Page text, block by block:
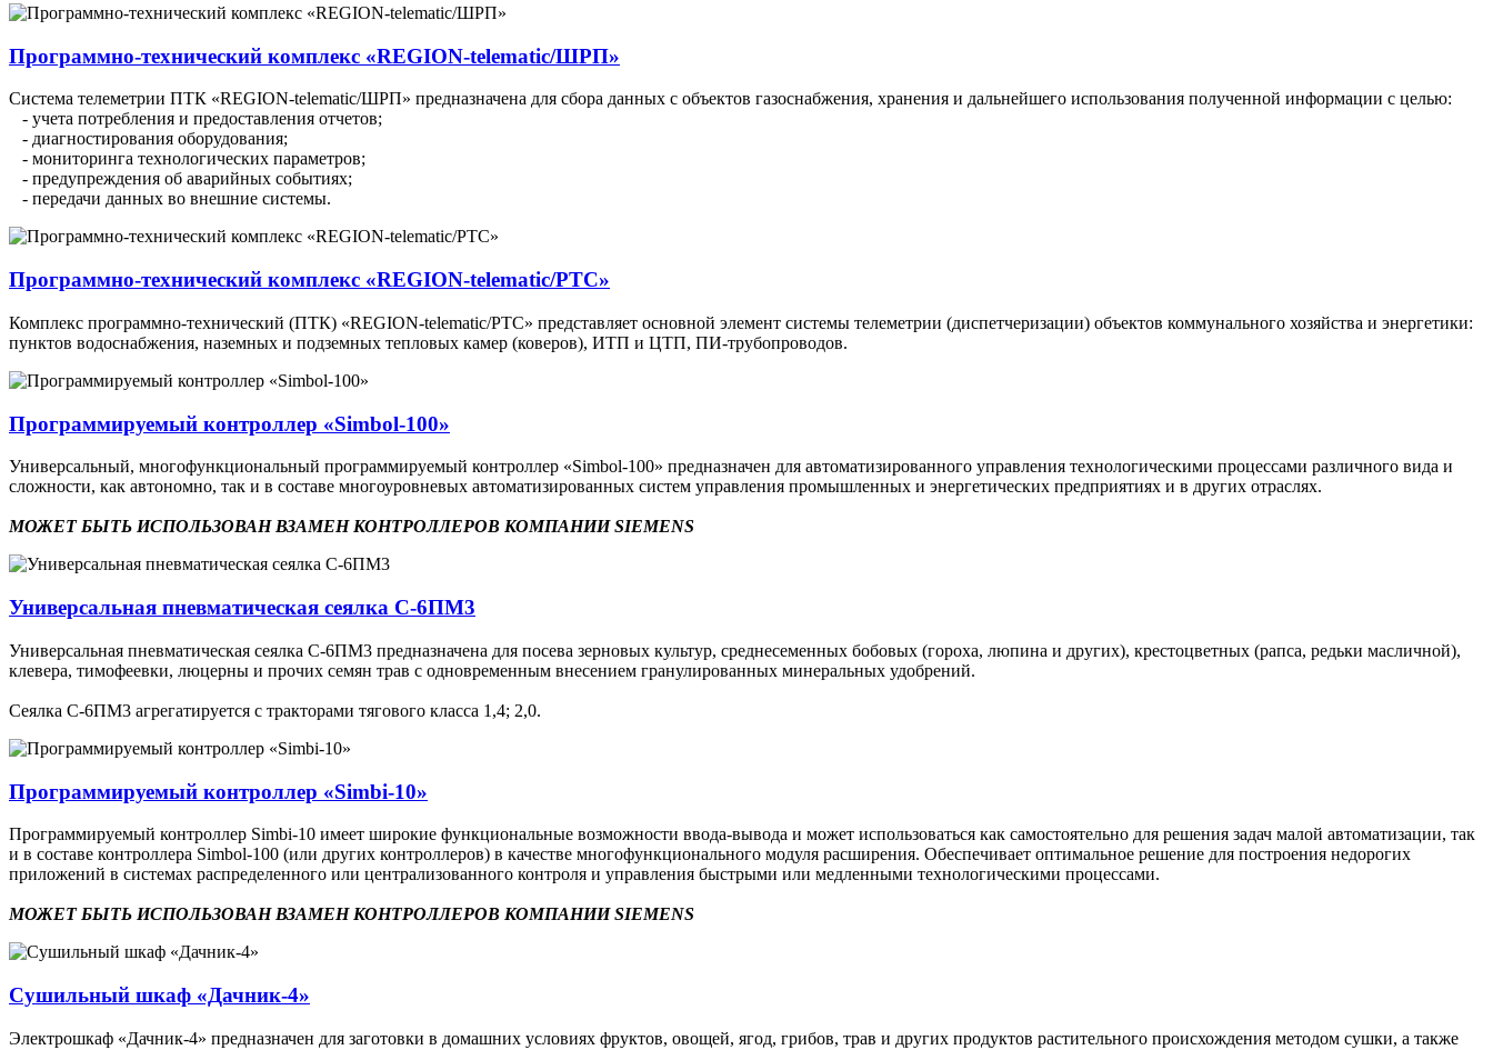
Программно-технический комплекс «REGION-telematic/ШРП»
Система телеметрии ПТК «REGION-telematic/ШРП» предназначена для сбора данных с объектов газоснабжения, хранения и дальнейшего использования полученной информации с целью:
- учета потребления и предоставления отчетов;
- диагностирования оборудования;
- мониторинга технологических параметров;
- предупреждения об аварийных событиях;
- передачи данных во внешние системы.
Программно-технический комплекс «REGION-telematic/РТС»
Комплекс программно-технический (ПТК) «REGION-telematic/РТС» представляет основной элемент системы телеметрии (диспетчеризации) объектов коммунального хозяйства и энергетики:
пунктов водоснабжения, наземных и подземных тепловых камер (коверов), ИТП и ЦТП, ПИ-трубопроводов.
Программируемый контроллер «Simbol-100»
Универсальный, многофункциональный программируемый контроллер «Simbol-100» предназначен для автоматизированного управления технологическими процессами различного вида и
сложности, как автономно, так и в составе многоуровневых автоматизированных систем управления промышленных и энергетических предприятиях и в других отраслях.
МОЖЕТ БЫТЬ ИСПОЛЬЗОВАН ВЗАМЕН КОНТРОЛЛЕРОВ КОМПАНИИ SIEMENS
Универсальная пневматическая сеялка С-6ПМ3
Универсальная пневматическая сеялка С-6ПМ3 предназначена для посева зерновых культур, среднесеменных бобовых (гороха, люпина и других), крестоцветных (рапса, редьки масличной),
клевера, тимофеевки, люцерны и прочих семян трав с одновременным внесением гранулированных минеральных удобрений.
Сеялка С-6ПМ3 агрегатируется с тракторами тягового класса 1,4; 2,0.
Программируемый контроллер «Simbi-10»
Программируемый контроллер Simbi-10 имеет широкие функциональные возможности ввода-вывода и может использоваться как самостоятельно для решения задач малой автоматизации, так
и в составе контроллера Simbol-100 (или других контроллеров) в качестве многофункционального модуля расширения. Обеспечивает оптимальное решение для построения недорогих
приложений в системах распределенного или централизованного контроля и управления быстрыми или медленными технологическими процессами.
МОЖЕТ БЫТЬ ИСПОЛЬЗОВАН ВЗАМЕН КОНТРОЛЛЕРОВ КОМПАНИИ SIEMENS
Сушильный шкаф «Дачник-4»
Электрошкаф «Дачник-4» предназначен для заготовки в домашних условиях фруктов, овощей, ягод, грибов, трав и других продуктов растительного происхождения методом сушки, а также